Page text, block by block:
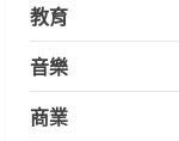
教育
音樂
商業